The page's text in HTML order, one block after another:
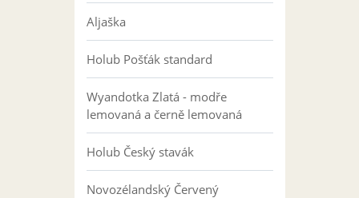
Aljaška
Holub Pošťák standard
Wyandotka Zlatá - modře
lemovaná a černě lemovaná
Holub Český stavák
Novozélandský Červený